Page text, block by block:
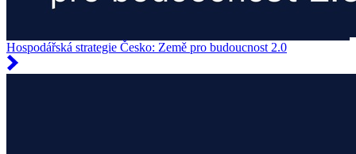
Hospodářská strategie Česko: Země pro budoucnost 2.0